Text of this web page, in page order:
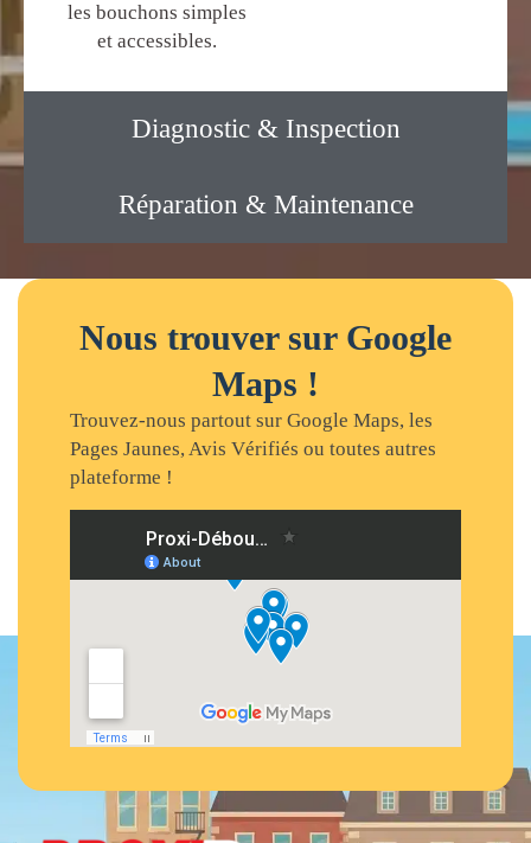
Diagnostic & Inspection
Réparation & Maintenance
les bouchons simples
et accessibles.
Nous trouver sur Google
Maps !
Trouvez-nous partout sur Google Maps, les
Pages Jaunes, Avis Vérifiés ou toutes autres
plateforme !